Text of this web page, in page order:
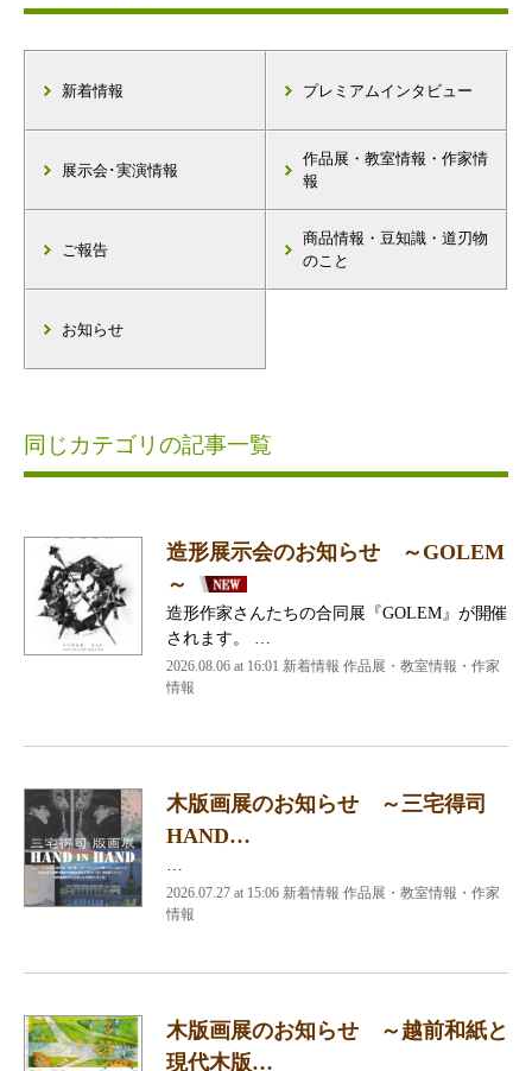
新着情報 プレミアムインタビュー
展示会･実演情報
作品展・教室情報・作家情
報
ご報告
商品情報・豆知識・道刃物
のこと
お知らせ
同じカテゴリの記事一覧
造形展示会のお知らせ ～GOLEM
～
造形作家さんたちの合同展『GOLEM』が開催
されます。 …
2026.08.06 at 16:01 新着情報 作品展・教室情報・作家
情報
木版画展のお知らせ ～三宅得司
HAND…
2026.07.27 at 15:06 新着情報 作品展・教室情報・作家
情報
木版画展のお知らせ ～越前和紙と
現代木版…